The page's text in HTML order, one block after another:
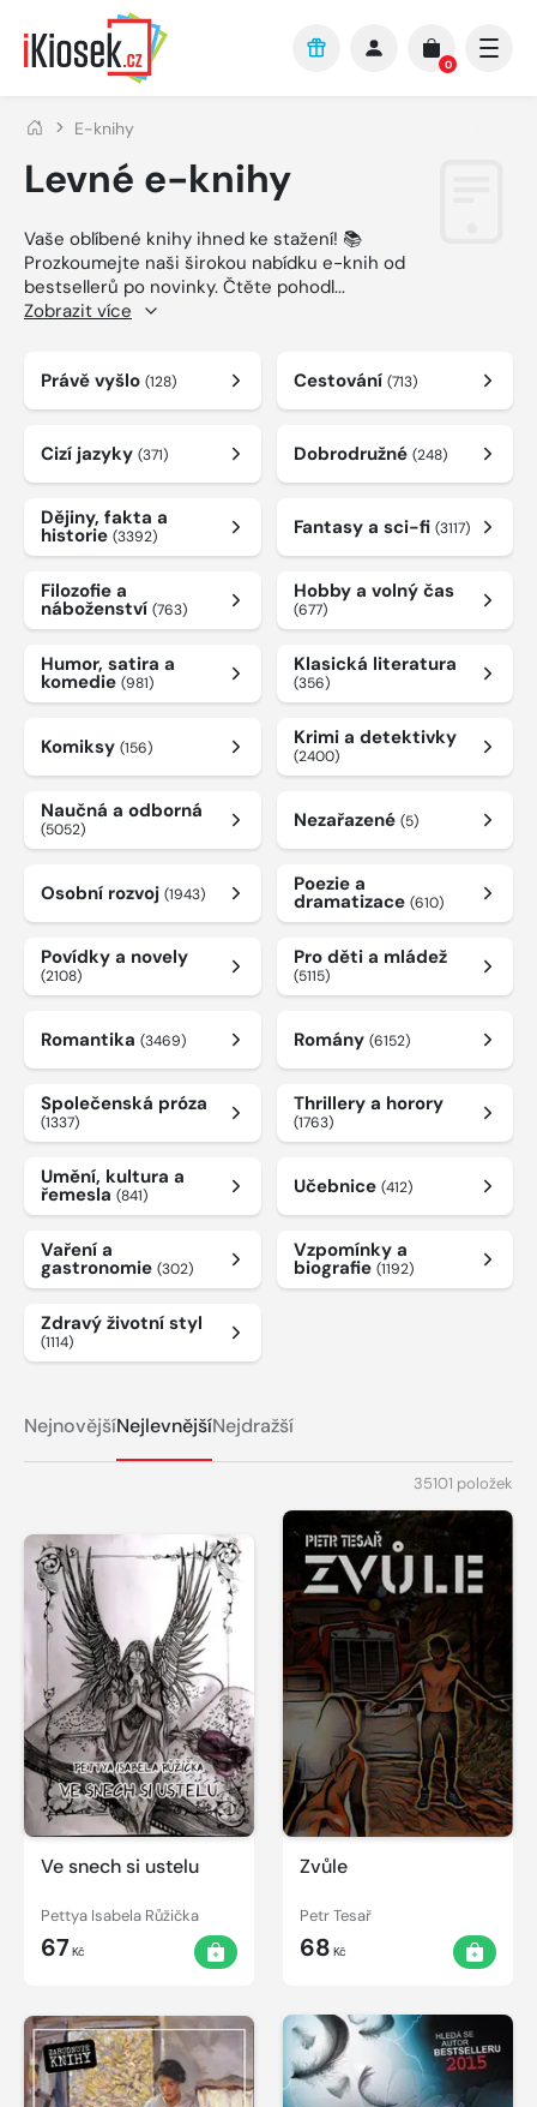
Přejít na hlavní obsah
0
E-knihy
Levné e-knihy
Vaše oblíbené knihy ihned ke stažení! 📚
Prozkoumejte naši širokou nabídku e-knih od
bestsellerů po novinky. Čtěte pohodl...
Zobrazit více
Právě vyšlo (128) Cestování (713)
Cizí jazyky (371) Dobrodružné (248)
Dějiny, fakta a
historie (3392) Fantasy a sci-fi (3117)
Filozofie a
náboženství (763)
Hobby a volný čas
(677)
Humor, satira a
komedie (981)
Klasická literatura
(356)
Komiksy (156) Krimi a detektivky
(2400)
Naučná a odborná
(5052) Nezařazené (5)
Osobní rozvoj (1943) Poezie a
dramatizace (610)
Povídky a novely
(2108)
Pro děti a mládež
(5115)
Romantika (3469) Romány (6152)
Společenská próza
(1337)
Thrillery a horory
(1763)
Umění, kultura a
řemesla (841) Učebnice (412)
Vaření a
gastronomie (302)
Vzpomínky a
biografie (1192)
Zdravý životní styl
(1114)
NejnovějšíNejlevnějšíNejdražší
35101 položek
Ve snech si ustelu
Pettya Isabela Růžička
67 Kč
Zvůle
Petr Tesař
68 Kč